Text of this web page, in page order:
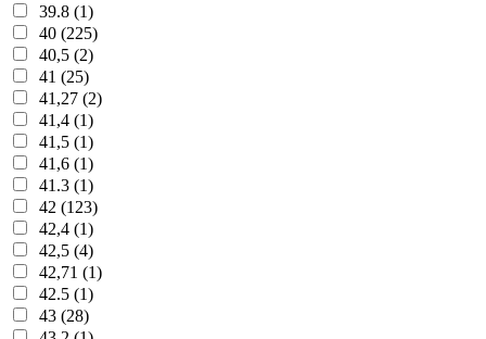
39.8 (1)
40 (225)
40,5 (2)
41 (25)
41,27 (2)
41,4 (1)
41,5 (1)
41,6 (1)
41.3 (1)
42 (123)
42,4 (1)
42,5 (4)
42,71 (1)
42.5 (1)
43 (28)